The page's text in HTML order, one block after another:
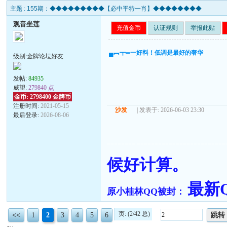
主题 : 155期：◆◆◆◆◆◆◆◆◆【必中平特一肖】◆◆◆◆◆◆◆◆
观音坐莲
级别:金牌论坛好友
发帖:84935
威望:279840 点
金币: 2798400 金牌币
注册时间:2021-05-15
最后登录:2026-08-06
充值金币 认证规则 举报此贴
▄︻┳═一好料！低调是最好的奢华
沙发 | 发表于: 2026-06-03 23:30
候好计算。
原小桂林QQ被封： 最新
<< 1 2 3 4 5 6 页: (2/42 总) 跳转